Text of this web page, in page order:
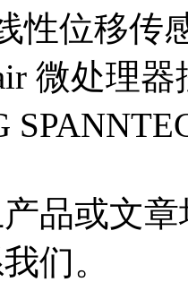
性位移传
微处理器
品或文
们。